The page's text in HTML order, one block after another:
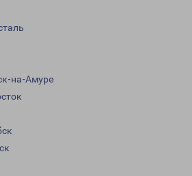
на-Амуре